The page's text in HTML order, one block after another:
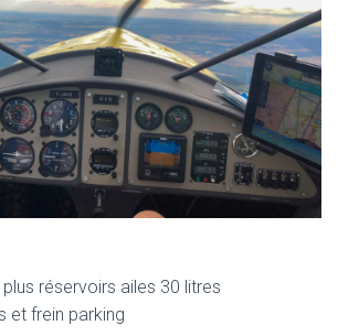
réservoirs ailes 30 litres
et frein parking